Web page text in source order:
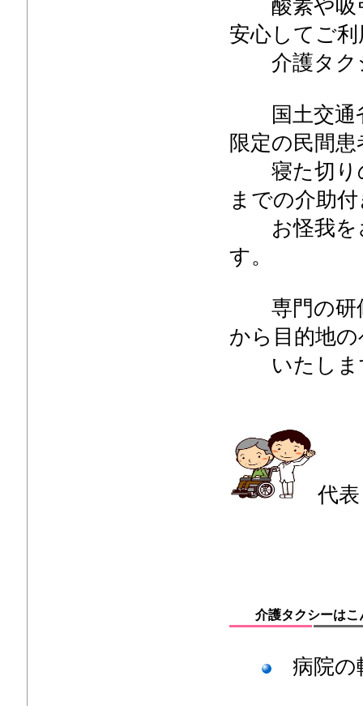
酸素や吸引
安心してご
介護タク
国土交通省
限定の民間
寝た切りの
までの介助
お怪我をさ
す。
専門の研修
から目的地
いたします
代
介護タクシーは
病院の